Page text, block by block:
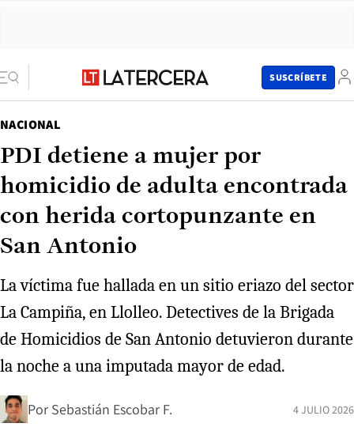
SUSCRÍBETE
NACIONAL
PDI detiene a mujer por
homicidio de adulta encontrada
con herida cortopunzante en
San Antonio
La víctima fue hallada en un sitio eriazo del sector
La Campiña, en Llolleo. Detectives de la Brigada
de Homicidios de San Antonio detuvieron durante
la noche a una imputada mayor de edad.
Por Sebastián Escobar F. 4 JULIO 2026